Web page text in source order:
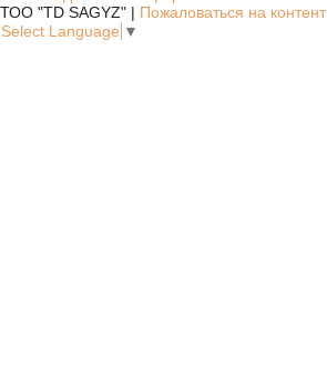
ТОО "TD SAGYZ" | Пожаловаться на контент
Select Language ▼